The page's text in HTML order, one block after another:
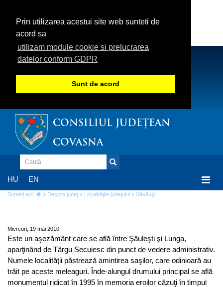
Prin utilizarea acestui site web sunteti de
acord sa
utilizam module cookie si prelucrarea
datelor conform GDPR
Sunt de acord
CONSILIUL JUDEȚEAN
COVASNA
HU EN
Sunteți aici: » Despre judeţ » Localităţile judeţului » Săsăuşi
Miercuri, 19 mai 2010
Este un aşezământ care se află între Şăuleşti şi Lunga,
aparţinând de Târgu Secuiesc din punct de vedere administrativ.
Numele localităţii păstrează amintirea saşilor, care odinioară au
trăit pe aceste meleaguri. Înde-alungul drumului principal se află
monumentul ridicat în 1995 în memoria eroilor căzuţi în timpul